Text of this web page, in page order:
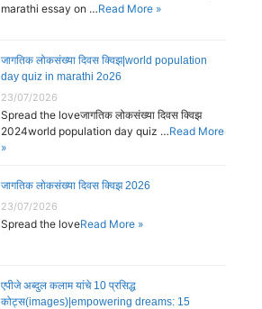
marathi essay on …Read More »
जागतिक लोकसंख्या दिवस क्विझ|world population
day quiz in marathi 2o26
23/07/2026
Spread the loveजागतिक लोकसंख्या दिवस क्विझ
2024world population day quiz …Read More
»
जागतिक लोकसंख्या दिवस क्विझ 2026
23/07/2026
Spread the loveRead More »
एपीजे अब्दुल कलाम यांचे 10 प्रसिद्ध
कोट्स(images)|empowering dreams: 15